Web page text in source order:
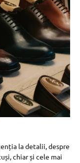
la detalii, despre
chiar și cele mai